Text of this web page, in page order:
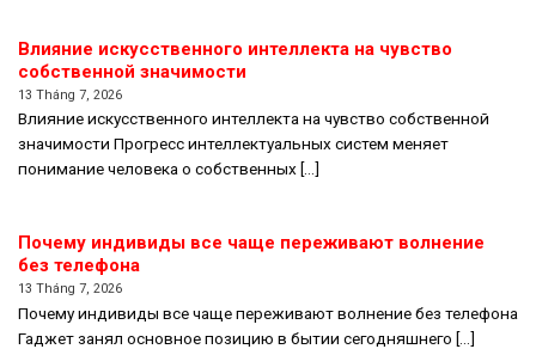
Влияние искусственного интеллекта на чувство
собственной значимости
13 Tháng 7, 2026
Влияние искусственного интеллекта на чувство собственной
значимости Прогресс интеллектуальных систем меняет
понимание человека о собственных [...]
Почему индивиды все чаще переживают волнение
без телефона
13 Tháng 7, 2026
Почему индивиды все чаще переживают волнение без телефона
Гаджет занял основное позицию в бытии сегодняшнего [...]